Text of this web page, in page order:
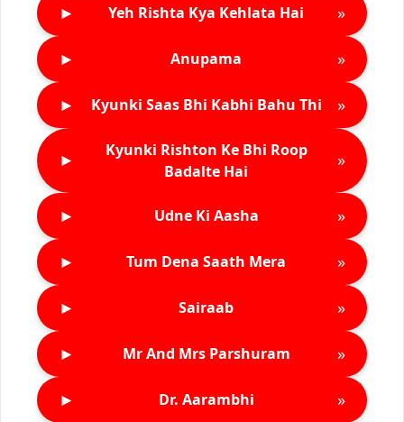
► Yeh Rishta Kya Kehlata Hai »
► Anupama »
► Kyunki Saas Bhi Kabhi Bahu Thi »
►
Kyunki Rishton Ke Bhi Roop
Badalte Hai
»
► Udne Ki Aasha »
► Tum Dena Saath Mera »
► Sairaab »
► Mr And Mrs Parshuram »
► Dr. Aarambhi »